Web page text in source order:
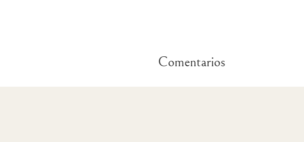
Comentarios